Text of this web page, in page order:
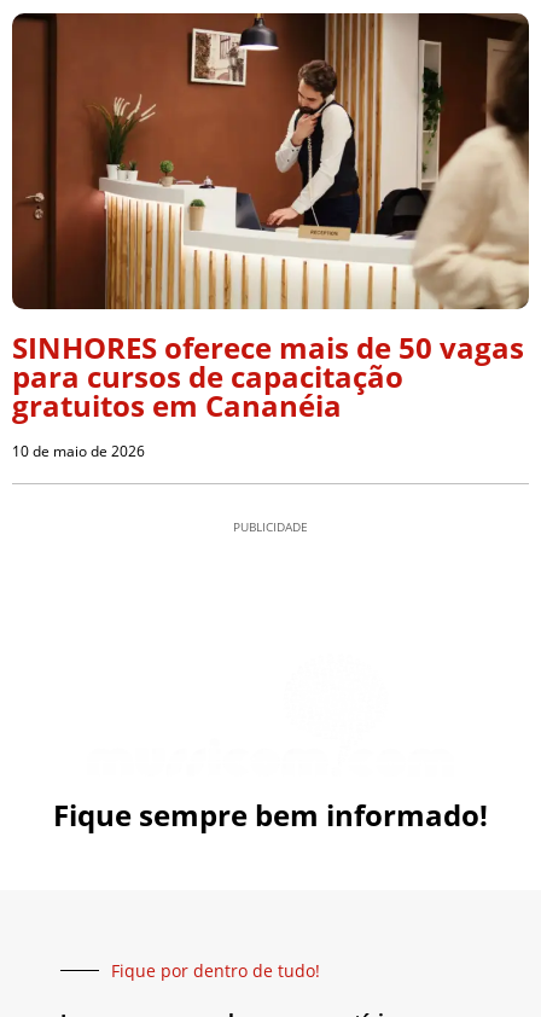
SINHORES oferece mais de 50 vagas
para cursos de capacitação
gratuitos em Cananéia
10 de maio de 2026
PUBLICIDADE
Fique sempre bem informado!
Fique por dentro de tudo!